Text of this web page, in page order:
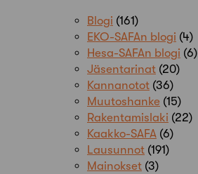
Blogi (161)
EKO-SAFAn blogi (4)
Hesa-SAFAn blogi (6)
Jäsentarinat (20)
Kannanotot (36)
Muutoshanke (15)
Rakentamislaki (22)
Kaakko-SAFA (6)
Lausunnot (191)
Mainokset (3)